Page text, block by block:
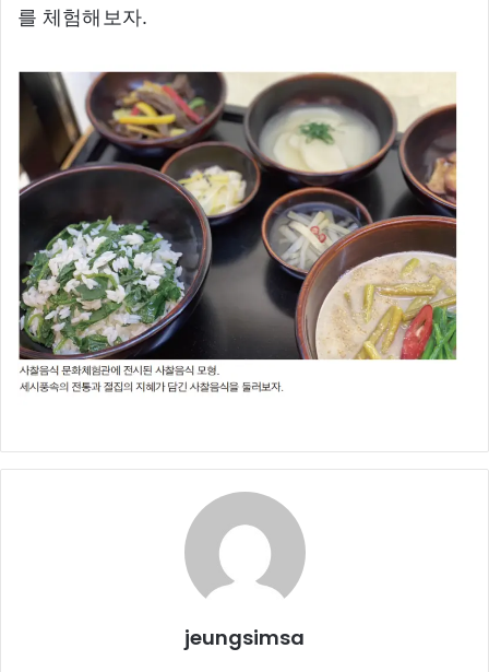
를 체험해보자.
jeungsimsa